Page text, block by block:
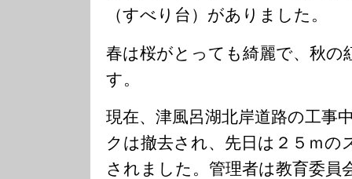
（すべり台）がありました。
春は桜がとっても綺麗で、秋の
す。
現在、津風呂湖北岸道路の工事
クは撤去され、先日は２５ｍの
されました。管理者は教育委員